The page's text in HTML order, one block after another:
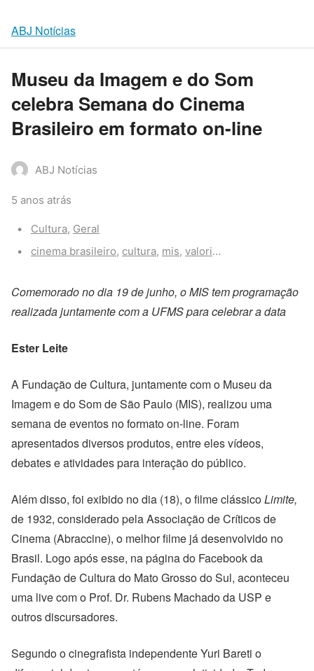
ABJ Notícias
Museu da Imagem e do Som
celebra Semana do Cinema
Brasileiro em formato on-line
ABJ Notícias
5 anos atrás
Categories:
Cultura, Geral
Tags:
cinema brasileiro, cultura, mis, valorização
Comemorado no dia 19 de junho, o MIS tem programação
realizada juntamente com a UFMS para celebrar a data
Ester Leite
A Fundação de Cultura, juntamente com o Museu da
Imagem e do Som de São Paulo (MIS), realizou uma
semana de eventos no formato on-line. Foram
apresentados diversos produtos, entre eles vídeos,
debates e atividades para interação do público.
Além disso, foi exibido no dia (18), o filme clássicoLimite,
de 1932, considerado pela Associação de Críticos de
Cinema (Abraccine), o melhor filme já desenvolvido no
Brasil. Logo após esse, na página do Facebook da
Fundação de Cultura do Mato Grosso do Sul, aconteceu
uma live com o Prof. Dr. Rubens Machado da USP e
outros discursadores.
Segundo o cinegrafista independente Yuri Bareti o